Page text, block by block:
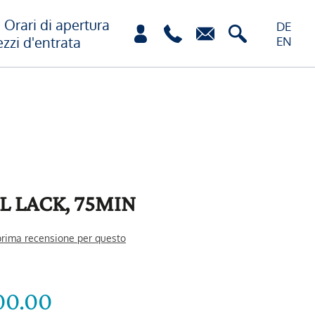
DE
EN
Orari di apertura
d'entrata
LACK, 75MIN
recensione per questo